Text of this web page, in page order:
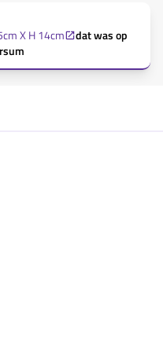
X H 14cm
dat was op